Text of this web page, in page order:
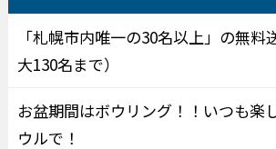
「札幌市内唯一の30名以上」の無
大130名まで）
お盆期間はボウリング！！いつも楽
ウルで！